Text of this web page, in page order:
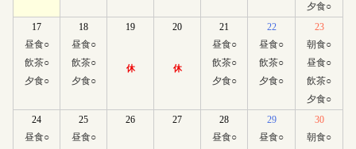
夕食○
17
昼食○
飲茶○
夕食○
18
昼食○
飲茶○
夕食○
19
休
20
休
21
昼食○
飲茶○
夕食○
22
昼食○
飲茶○
夕食○
23
朝食○
昼食○
飲茶○
夕食○
24
昼食○
25
昼食○
26 27
28
昼食○
29
昼食○
30
朝食○